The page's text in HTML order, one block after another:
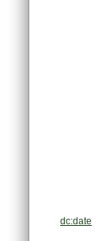
dc:date